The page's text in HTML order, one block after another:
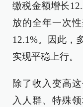
缴税金额增长
放的全年一次
12.1%。因此，
实现平稳上行。
除了收入变高
入人群、特殊